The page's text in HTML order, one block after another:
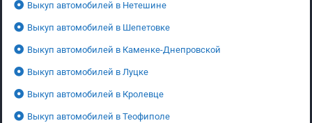
Выкуп автомобилей в Нетешине
Выкуп автомобилей в Шепетовке
Выкуп автомобилей в Каменке-Днепровской
Выкуп автомобилей в Луцке
Выкуп автомобилей в Кролевце
Выкуп автомобилей в Теофиполе